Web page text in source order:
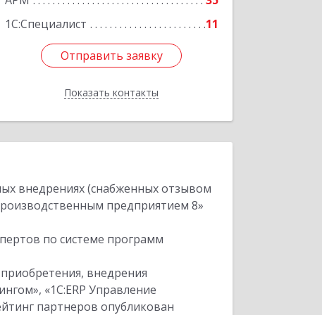
1С:Специалист
11
Отправить заявку
Показать контакты
Отправить заявку
Назад
внедрениях (снабженных отзывом
предприятием 8»
по системе программ
внедрения
«1С:ERP Управление
партнеров опубликован